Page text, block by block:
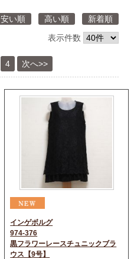
安い順
高い順
新着順
表示件数
4 次へ>>
インゲボルグ
974-376
黒フラワーレースチュニックブラ
ウス【9号】